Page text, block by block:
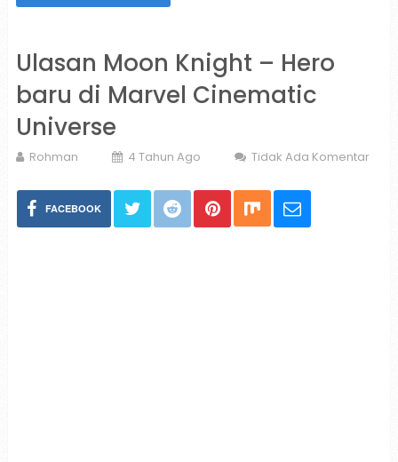
Ulasan Moon Knight – Hero
baru di Marvel Cinematic
Universe
Rohman 4 Tahun Ago Tidak Ada Komentar
FACEBOOK